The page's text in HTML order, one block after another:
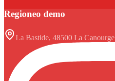
Regioneo demo
La Bastide, 48500 La Canourge